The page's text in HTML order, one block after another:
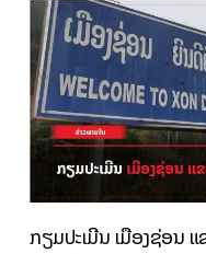
ກຽມປະເມີນ ເມືອງຊ່ອນ